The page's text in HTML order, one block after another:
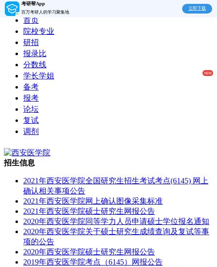
考研帮App
百万考研人的学习聚集地
立即下载
首页
院校专业
研招
报录比
分数线
学长学姐
备考
报考
论坛
复试
调剂
招生信息
2021年西安医学院全国研究生招生考试考点(6145) 网上
确认相关事项公告
2021年西安医学院网上确认图像采集标准
2021年西安医学院硕士研究生网报公告
2020年西安医学院同等学力人员申请硕士学位报名通知
2020年西安医学院关于硕士研究生成绩查询及复试等事
项的公告
2020年西安医学院硕士研究生网报公告
2019年西安医学院考点（6145）网报公告